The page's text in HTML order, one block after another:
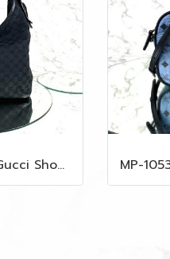
MP-10533 Used Gucci Shoulder Bag GG Black Canvas Shw